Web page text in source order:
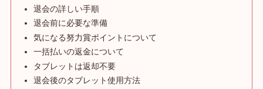
退会の詳しい手順
退会前に必要な準備
気になる努力賞ポイントについて
一括払いの返金について
タブレットは返却不要
退会後のタブレット使用方法